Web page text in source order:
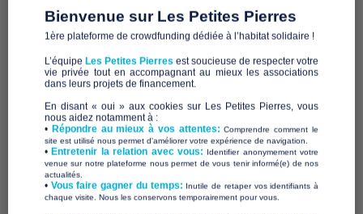
Union
Bienvenue sur Les Petites Pierres
1ère plateforme de crowdfunding dédiée à l’habitat solidaire !
L’équipe Les Petites Pierres est soucieuse de respecter votre
vie privée tout en accompagnant au mieux les associations
dans leurs projets de financement.
En disant « oui » aux cookies sur Les Petites Pierres, vous
nous aidez notamment à :
• Répondre au mieux à vos attentes:Comprendre comment le
site est utilisé nous permet d'améliorer votre expérience de navigation.
•Entretenir la relation avec vous: Identifier anonymement votre
venue sur notre plateforme nous permet de vous tenir informé(e) de nos
actualités.
​• Vous faire gagner du temps: Inutile de retaper vos identifiants à
chaque visite. Nous les conservons temporairement pour vous.